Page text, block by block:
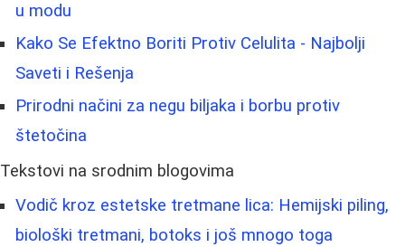
u modu
Kako Se Efektno Boriti Protiv Celulita - Najbolji
Saveti i Rešenja
Prirodni načini za negu biljaka i borbu protiv
štetočina
Tekstovi na srodnim blogovima
Vodič kroz estetske tretmane lica: Hemijski piling,
biološki tretmani, botoks i još mnogo toga